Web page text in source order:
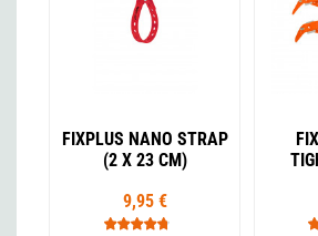
FIXPLUS NANO STRAP
(2 X 23 CM)
9,95 €